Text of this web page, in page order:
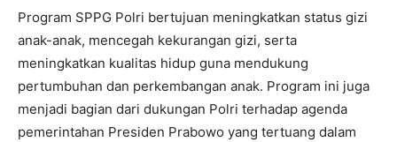
Program SPPG Polri bertujuan meningkatkan status gizi
anak-anak, mencegah kekurangan gizi, serta
meningkatkan kualitas hidup guna mendukung
pertumbuhan dan perkembangan anak. Program ini juga
menjadi bagian dari dukungan Polri terhadap agenda
pemerintahan Presiden Prabowo yang tertuang dalam